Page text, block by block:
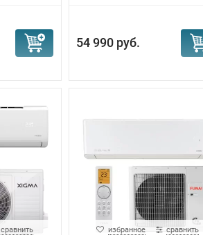
54 990 руб.
сравнить избранное сравнить